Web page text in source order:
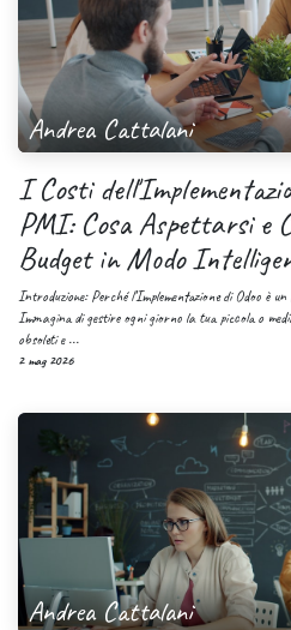
Andrea Cattalani
I Costi
PMI: Cosa Aspettarsi e
Budget in Modo
Introduzione: Perché l’Implementazione di Odoo è
Immagina di gestire ogni giorno la tua piccola o
obsoleti e ...
2 mag 2026
Andrea Cattalani